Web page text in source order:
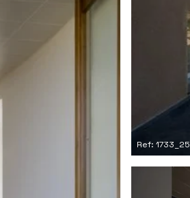
Ref: 1733_25